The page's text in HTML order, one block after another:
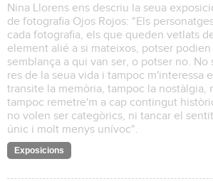
Nina Llorens ens descriu la seua
de fotografia Ojos Rojos: "Els
cada fotografia, els que queden vetlats
element alié a si mateixos, potser
semblança a qui van ser, o potser no. No
res de la seua vida i tampoc m'interessa
transite la memòria, tampoc la nostàlgia,
tampoc remetre'm a cap contingut
no volen ser categòrics, ni tancar el
únic i molt menys unívoc".
Exposicions